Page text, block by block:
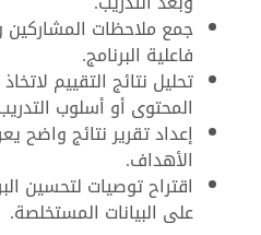
جمع ملاحظات المشاركين
فاعلية البرنامج.
تحليل نتائج التقييم
المحتوى أو أسلوب
إعداد تقرير نتائج
الأهداف.
اقتراح توصيات لتحسين
على البيانات المستخلصة.